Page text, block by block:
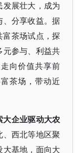
发展壮大，成为
、分享收益。据
富茶场试点，探
元参与、利益共
向价值共享前
茶场，带动近
大企业驱动大农
、西北等地区聚
大基地，面向大